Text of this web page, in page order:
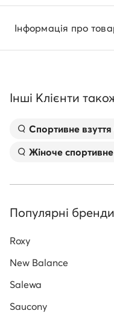
Інформація про
Інші Клієнти
Спортивне
Жіноче
Популярні бренди
Roxy
New Balance
Salewa
Saucony